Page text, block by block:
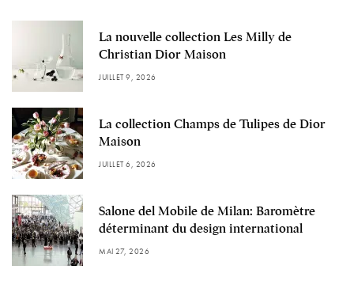
La nouvelle collection Les Milly de
Christian Dior Maison
JUILLET 9, 2026
La collection Champs de Tulipes de Dior
Maison
JUILLET 6, 2026
Salone del Mobile de Milan: Baromètre
déterminant du design international
MAI 27, 2026